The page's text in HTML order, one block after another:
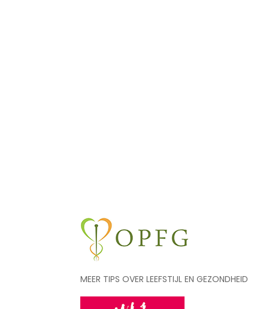
MEER TIPS OVER LEEFSTIJL EN GEZONDHEID